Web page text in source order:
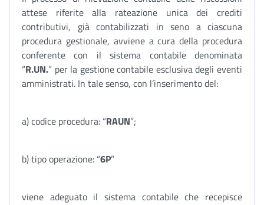
attese riferite alla rateazione unica dei crediti
contributivi, già contabilizzati in seno a ciascuna
procedura gestionale, avviene a cura della procedura
conferente con il sistema contabile denominata
“R.UN.” per la gestione contabile esclusiva degli eventi
amministrati. In tale senso, con l’inserimento del:
a) codice procedura: “RAUN”;
b) tipo operazione: “6P”
viene adeguato il sistema contabile che recepisce